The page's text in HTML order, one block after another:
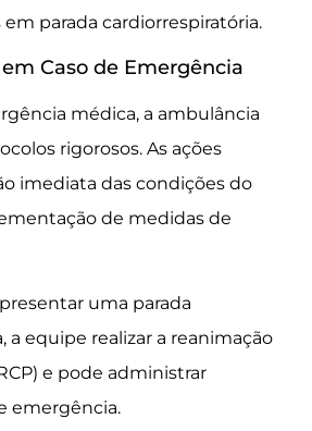
parada cardiorrespiratória.
Caso de Emergência
médica, a ambulância
rigorosos. As ações
imediata das condições do
de medidas de
uma parada
a equipe realizar a reanimação
e pode administrar
emergência.